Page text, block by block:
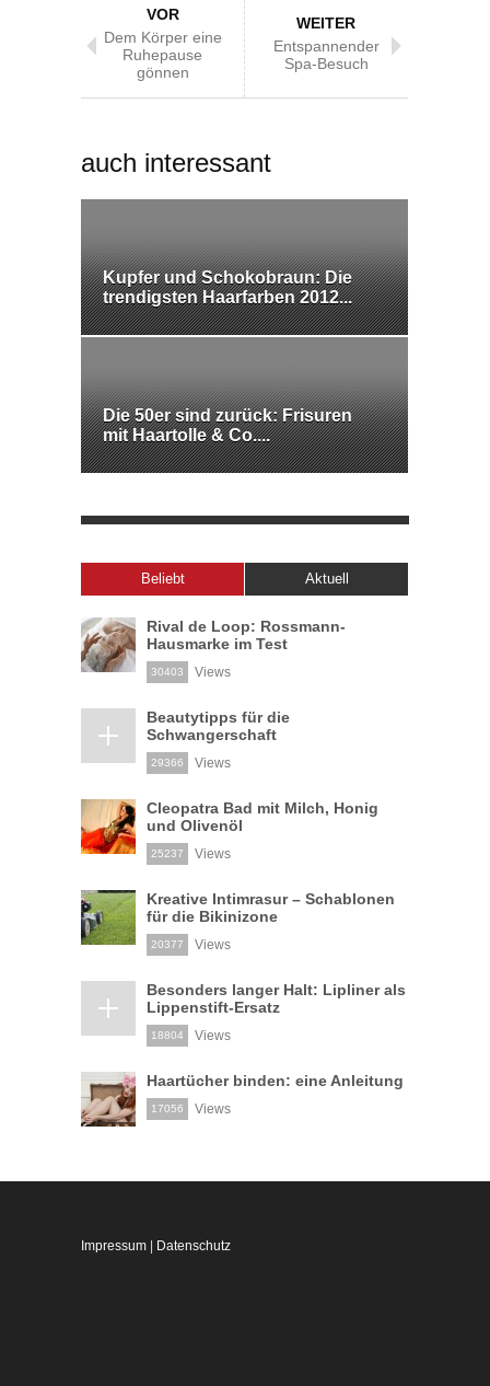
VOR
Dem Körper eine
Ruhepause
gönnen
WEITER
Entspannender
Spa-Besuch
auch interessant
Kupfer und Schokobraun: Die
trendigsten Haarfarben 2012...
Die 50er sind zurück: Frisuren
mit Haartolle & Co....
Beliebt Aktuell
Rival de Loop: Rossmann-
Hausmarke im Test
30403 Views
Beautytipps für die
Schwangerschaft
29366 Views
Cleopatra Bad mit Milch, Honig
und Olivenöl
25237 Views
Kreative Intimrasur – Schablonen
für die Bikinizone
20377 Views
Besonders langer Halt: Lipliner als
Lippenstift-Ersatz
18804 Views
Haartücher binden: eine Anleitung
17056 Views
Impressum | Datenschutz